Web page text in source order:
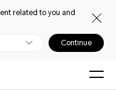
related to you and
Continue